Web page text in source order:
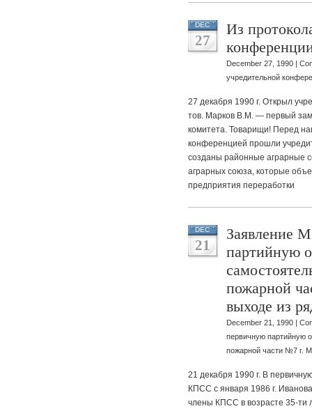
DEC
27
Из
December 27, 1990 |
учредительной
27 декабря 1990 г. Открыл
тов. Марков В.М. — первый
комитета. Товарищи! Перед
конференцией прошли
созданы районные аграрные
аграрных союза, которые
предприятия переработки
DEC
21
Заявление
партийную
пожарной
выходе из
December 21, 1990 |
первичную партийную
пожарной части №7 г.
21 декабря 1990 г. В
КПСС с января 1986 г.
члены КПСС в возрасте 35-ти